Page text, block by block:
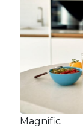
Magnific